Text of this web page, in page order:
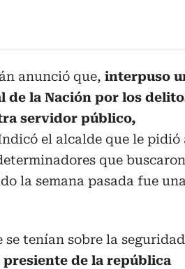
anunció que, interpuso
de la Nación por los
servidor público,
el alcalde que le pidió
que buscaron
la semana pasada fue
se tenían sobre la seguridad
presiente de la república